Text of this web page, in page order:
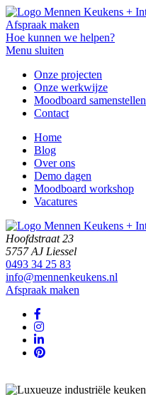
Afspraak maken
Hoe kunnen we helpen?
Menu sluiten
Onze projecten
Onze werkwijze
Moodboard samenstellen
Contact
Home
Blog
Over ons
Demo dagen
Moodboard workshop
Vacatures
Hoofdstraat 23
5757 AJ Liessel
0493 34 25 83
info@mennenkeukens.nl
Afspraak maken